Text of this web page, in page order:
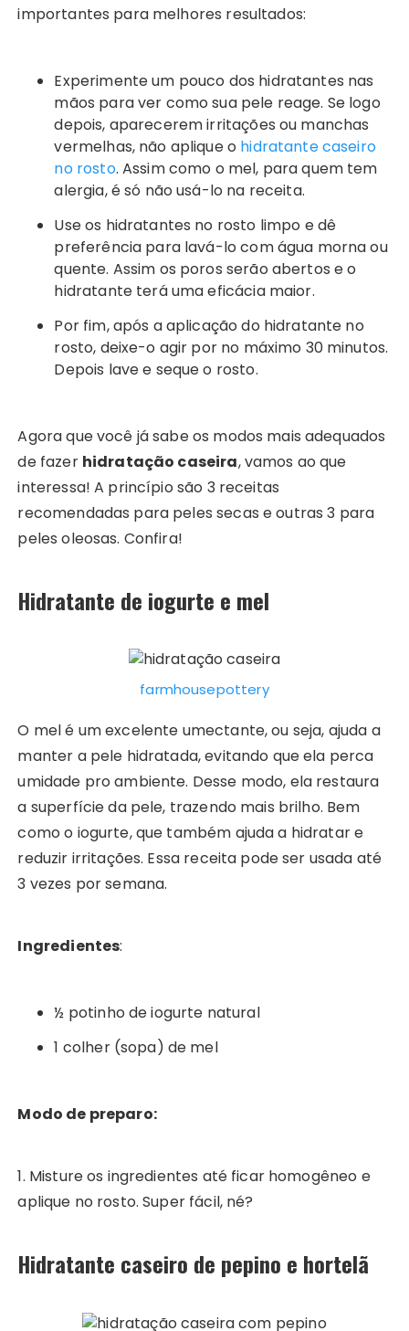
importantes para melhores resultados:
Experimente um pouco dos hidratantes nas
mãos para ver como sua pele reage. Se logo
depois, aparecerem irritações ou manchas
vermelhas, não aplique o hidratante caseiro
no rosto. Assim como o mel, para quem tem
alergia, é só não usá-lo na receita.
Use os hidratantes no rosto limpo e dê
preferência para lavá-lo com água morna ou
quente. Assim os poros serão abertos e o
hidratante terá uma eficácia maior.
Por fim, após a aplicação do hidratante no
rosto, deixe-o agir por no máximo 30 minutos.
Depois lave e seque o rosto.
Agora que você já sabe os modos mais adequados
de fazer hidratação caseira, vamos ao que
interessa! A princípio são 3 receitas
recomendadas para peles secas e outras 3 para
peles oleosas. Confira!
Hidratante de iogurte e mel
farmhousepottery
O mel é um excelente umectante, ou seja, ajuda a
manter a pele hidratada, evitando que ela perca
umidade pro ambiente. Desse modo, ela restaura
a superfície da pele, trazendo mais brilho. Bem
como o iogurte, que também ajuda a hidratar e
reduzir irritações. Essa receita pode ser usada até
3 vezes por semana.
Ingredientes:
½ potinho de iogurte natural
1 colher (sopa) de mel
Modo de preparo:
1. Misture os ingredientes até ficar homogêneo e
aplique no rosto. Super fácil, né?
Hidratante caseiro de pepino e hortelã